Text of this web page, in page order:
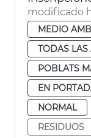
modificado
MEDIO
TODAS LAS
POBLATS
EN
NORMAL
RESIDUOS